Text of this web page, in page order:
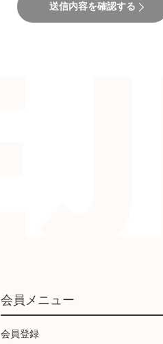
送信内容を確認する
会員メニュー
会員登録